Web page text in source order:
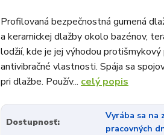
Profilovaná bezpečnostná gumená
a keramickej dlažby okolo bazénov,
lodžií, kde je jej výhodou
antivibračné vlastnosti. Spája sa
pri dlažbe. Použív... celý popis
Dostupnosť:
Vyrába sa na
pracovných